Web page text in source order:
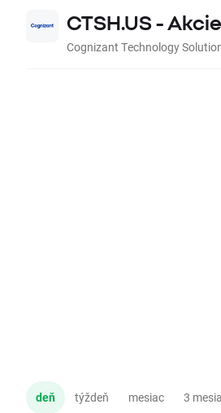
CTSH.US - Akcie
Cognizant Technology
deň týždeň mesiac 3